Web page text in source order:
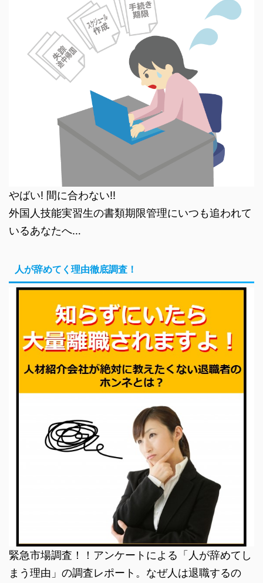
やばい! 間に合わない!!
外国人技能実習生の書類期限管理にいつも追われて
いるあなたへ…
人が辞めてく理由徹底調査！
緊急市場調査！！アンケートによる「人が辞めてし
まう理由」の調査レポート。なぜ人は退職するの